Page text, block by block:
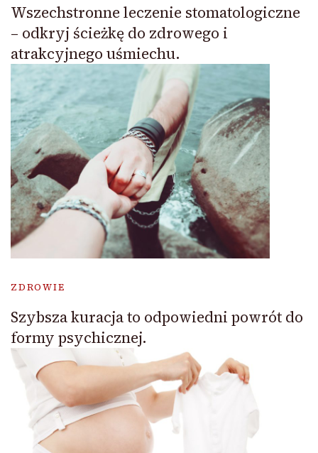
Wszechstronne leczenie stomatologiczne
– odkryj ścieżkę do zdrowego i
atrakcyjnego uśmiechu.
ZDROWIE
Szybsza kuracja to odpowiedni powrót do
formy psychicznej.